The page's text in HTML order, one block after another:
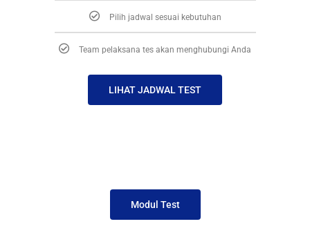
Pilih jadwal sesuai kebutuhan
Team pelaksana tes akan menghubungi Anda
LIHAT JADWAL TEST
Modul Test